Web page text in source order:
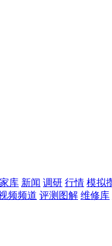
库 新闻 调研 行情 模拟
频频道 评测图解 维修库